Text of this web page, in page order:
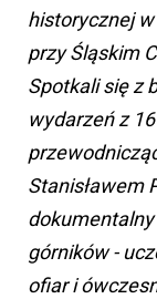
historycznej w
przy Śląskim
Spotkali się z
wydarzeń z
Stanisławem
górników -
ofiari